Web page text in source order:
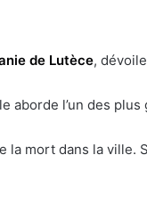
de Lutèce,
aborde l’un des
la mort dans la